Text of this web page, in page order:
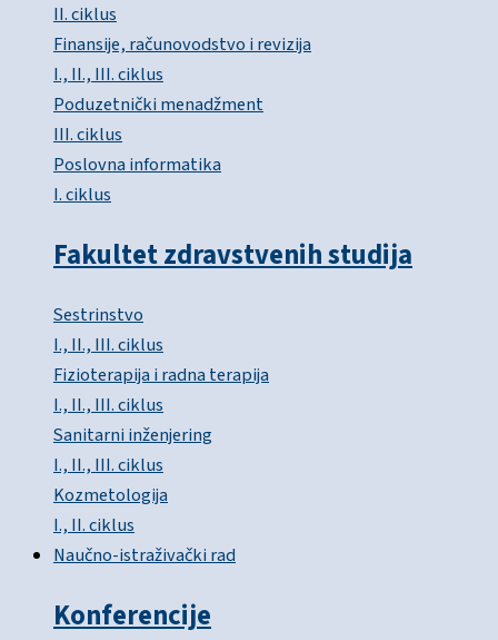
II. ciklus
Finansije, računovodstvo i revizija
I., II., III. ciklus
Poduzetnički menadžment
III. ciklus
Poslovna informatika
I. ciklus
Fakultet zdravstvenih studija
Sestrinstvo
I., II., III. ciklus
Fizioterapija i radna terapija
I., II., III. ciklus
Sanitarni inženjering
I., II., III. ciklus
Kozmetologija
I., II. ciklus
Naučno-istraživački rad
Konferencije